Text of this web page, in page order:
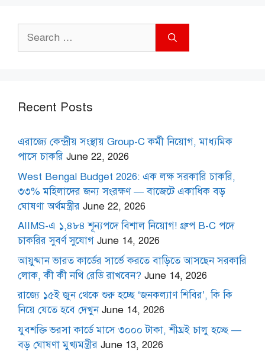
Search
Recent Posts
এরাজ্যে কেন্দ্রীয় সংস্থায় Group-C কর্মী নিয়োগ, মাধ্যমিক
পাসে চাকরি June 22, 2026
West Bengal Budget 2026: এক লক্ষ সরকারি চাকরি,
৩৩% মহিলাদের জন্য সংরক্ষণ — বাজেটে একাধিক বড়
ঘোষণা অর্থমন্ত্রীর June 22, 2026
AIIMS-এ ১,৪৮৪ শূন্যপদে বিশাল নিয়োগ! গ্রুপ B-C পদে
চাকরির সুবর্ণ সুযোগ June 14, 2026
আয়ুষ্মান ভারত কার্ডের সার্ভে করতে বাড়িতে আসছেন সরকারি
লোক, কী কী নথি রেডি রাখবেন? June 14, 2026
রাজ্যে ১৫ই জুন থেকে শুরু হচ্ছে ‘জনকল্যাণ শিবির’, কি কি
নিয়ে যেতে হবে দেখুন June 14, 2026
যুবশক্তি ভরসা কার্ডে মাসে ৩০০০ টাকা, শীঘ্রই চালু হচ্ছে —
বড় ঘোষণা মুখ্যমন্ত্রীর June 13, 2026